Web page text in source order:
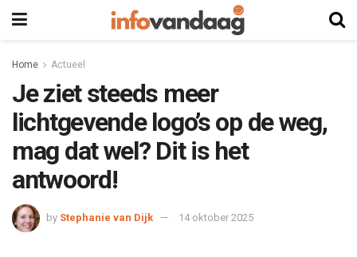
Home Actueel
Je ziet steeds meer
lichtgevende logo’s op de weg,
mag dat wel? Dit is het
antwoord!
by Stephanie van Dijk 14 oktober 2025